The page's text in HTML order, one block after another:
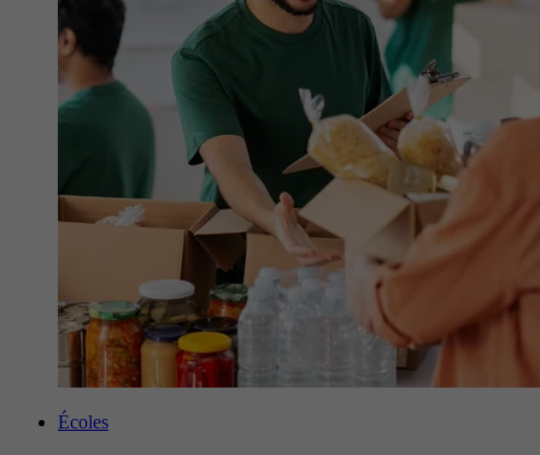
Écoles